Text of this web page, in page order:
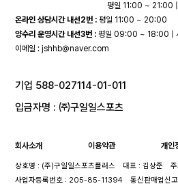
평일 11:00 ~ 21:00
온라인 상담시간 내선2번 : 평일 11:00 ~ 20:00
양수리 운영시간 내선3번 : 평일 09:00 ~ 18:00 |
이메일 :jshhb@naver.com
기업 588-027114-01-011
입금자명 : ㈜구일일스포츠
회사소개 이용약관 개인
상호명 : (주)구일일스포츠플러스 대표 : 김상준
사업자등록번호 : 205-85-11394
통신판매업신